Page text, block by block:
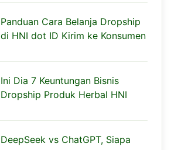
Panduan Cara Belanja Dropship
di HNI dot ID Kirim ke Konsumen
Ini Dia 7 Keuntungan Bisnis
Dropship Produk Herbal HNI
DeepSeek vs ChatGPT, Siapa